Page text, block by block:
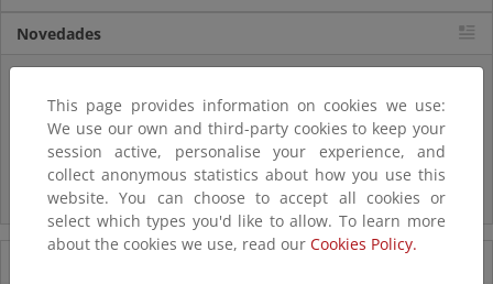
Novedades
El MITECO revisa y actualiza la Lista Patrón de las especies
silvestres presentes en España
Preguntas frecuentes...
Acceso a los recursos genéticos y reparto de beneficios
This page provides information on cookies we use:
We use our own and third-party cookies to keep your
session active, personalise your experience, and
collect anonymous statistics about how you use this
website. You can choose to accept all cookies or
select which types you'd like to allow. To learn more
about the cookies we use, read our Cookies Policy.